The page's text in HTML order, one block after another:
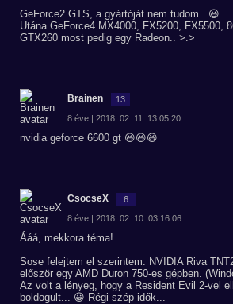
GeForce2 GTS, a gyártóját nem tudom.. 😃
Utána GeForce4 MX4000, FX5200, FX5500,
GTX260 most pedig egy Radeon.. >.>
Brainen 13
8 éve | 2018. 02. 11. 13:05:20
nvidia geforce 6600 gt 😆😆😆
CsocseX 6
8 éve | 2018. 02. 10. 03:16:06
Ááá, mekkora téma!
Sose felejtem el szerintem: NVIDIA Riva
először egy AMD Duron 750-es gépben.
Az volt a lényeg, hogy a Resident Evil 2-vel
boldogult... 😀 Régi szép idők...